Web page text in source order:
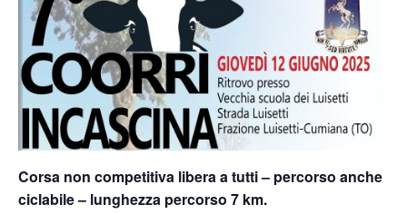
Corsa non competitiva libera a tutti – percorso anche
ciclabile – lunghezza percorso 7 km.